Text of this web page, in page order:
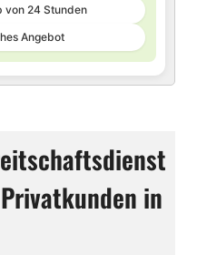
von 24 Stunden
Angebot
in